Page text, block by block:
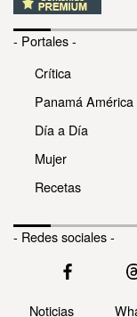
- Portales -
Crítica
Panamá América
Día a Día
Mujer
Recetas
- Redes sociales -
Noticias